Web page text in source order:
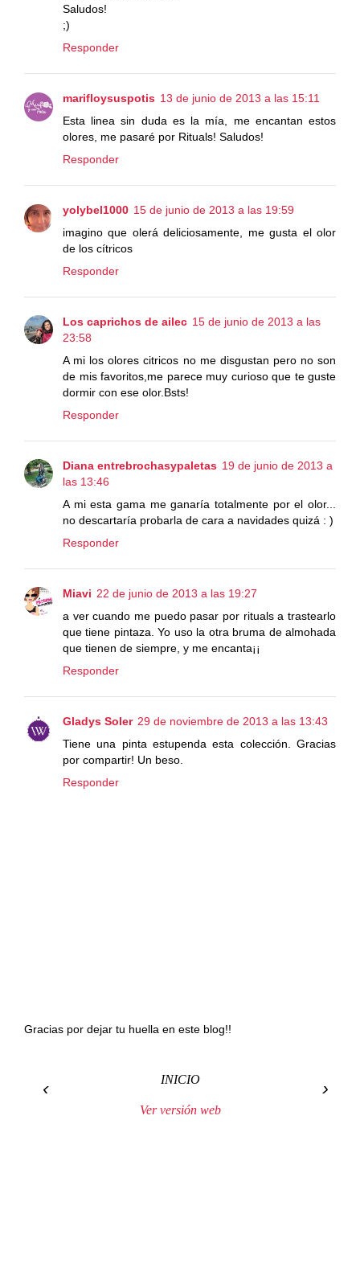
Saludos!
;)
Responder
marifloysuspotis 13 de junio de 2013 a las 15:11
Esta linea sin duda es la mía, me encantan estos
olores, me pasaré por Rituals! Saludos!
Responder
yolybel1000 15 de junio de 2013 a las 19:59
imagino que olerá deliciosamente, me gusta el olor
de los cítricos
Responder
Los caprichos de ailec 15 de junio de 2013 a las
23:58
A mi los olores citricos no me disgustan pero no son
de mis favoritos,me parece muy curioso que te guste
dormir con ese olor.Bsts!
Responder
Diana entrebrochasypaletas 19 de junio de 2013 a
las 13:46
A mi esta gama me ganaría totalmente por el olor...
no descartaría probarla de cara a navidades quizá : )
Responder
Miavi 22 de junio de 2013 a las 19:27
a ver cuando me puedo pasar por rituals a trastearlo
que tiene pintaza. Yo uso la otra bruma de almohada
que tienen de siempre, y me encanta¡¡
Responder
Gladys Soler 29 de noviembre de 2013 a las 13:43
Tiene una pinta estupenda esta colección. Gracias
por compartir! Un beso.
Responder
Gracias por dejar tu huella en este blog!!
‹ ›
INICIO
Ver versión web